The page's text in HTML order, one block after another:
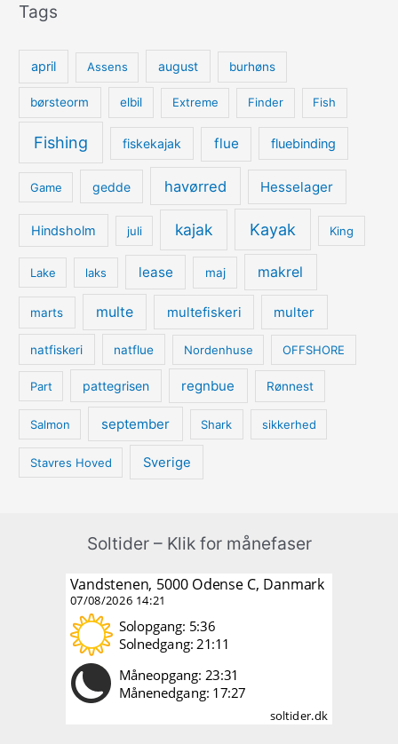
Tags
april Assens august burhøns
børsteorm elbil Extreme Finder Fish
Fishing fiskekajak flue fluebinding
Game gedde havørred Hesselager
Hindsholm juli kajak Kayak King
Lake laks lease maj makrel
marts multe multefiskeri multer
natfiskeri natflue Nordenhuse OFFSHORE
Part pattegrisen regnbue Rønnest
Salmon september Shark sikkerhed
Stavres Hoved Sverige
Soltider – Klik for månefaser